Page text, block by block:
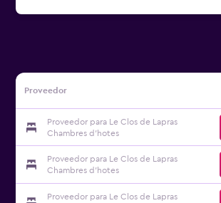
Proveedor
Proveedor para Le Clos de Lapras
Chambres d'hotes
Proveedor para Le Clos de Lapras
Chambres d'hotes
Proveedor para Le Clos de Lapras